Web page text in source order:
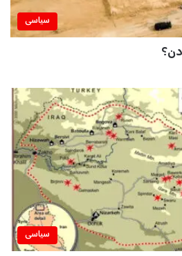
سیاسی
سیاسی